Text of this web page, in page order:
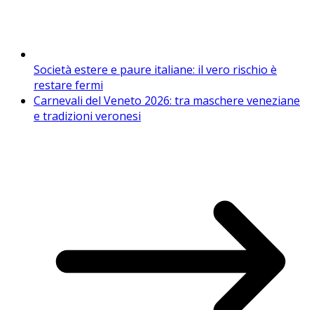
Società estere e paure italiane: il vero rischio è
restare fermi
Carnevali del Veneto 2026: tra maschere veneziane
e tradizioni veronesi